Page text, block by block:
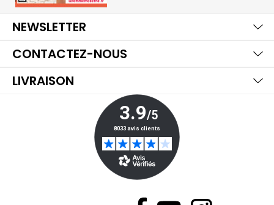
NEWSLETTER
CONTACTEZ-NOUS
LIVRAISON